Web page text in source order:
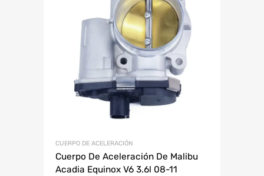
CUERPO DE ACELERACIÓN
Cuerpo De Aceleración De Malibu
Acadia Equinox V6 3.6l 08-11